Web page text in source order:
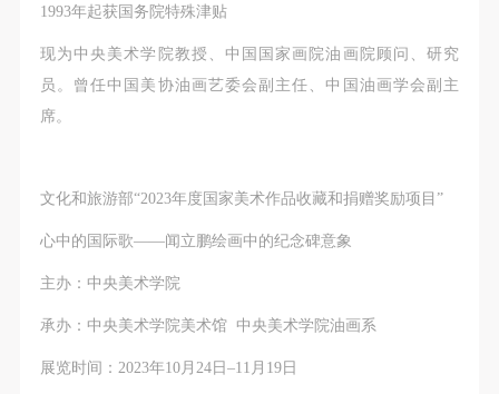
1993年起获国务院特殊津贴
现为中央美术学院教授、中国国家画院油画院顾问、研究
员。曾任中国美协油画艺委会副主任、中国油画学会副主
席。
文化和旅游部“2023年度国家美术作品收藏和捐赠奖励项目”
心中的国际歌——闻立鹏绘画中的纪念碑意象
主办：中央美术学院
承办：中央美术学院美术馆 中央美术学院油画系
展览时间：2023年10月24日–11月19日